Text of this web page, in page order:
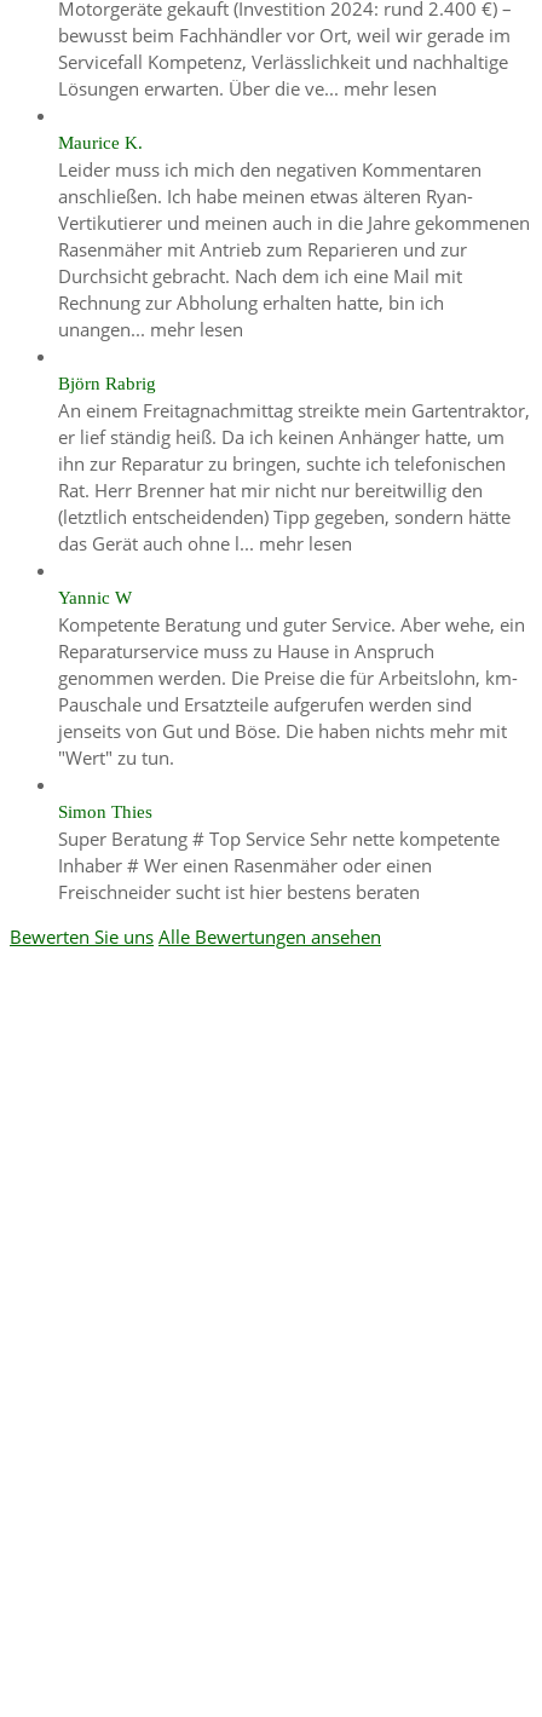
Motorgeräte gekauft (Investition 2024: rund 2.400 €) –
bewusst beim Fachhändler vor Ort, weil wir gerade im
Servicefall Kompetenz, Verlässlichkeit und nachhaltige
Lösungen erwarten. Über die ve... mehr lesen
Maurice K.
Leider muss ich mich den negativen Kommentaren
anschließen. Ich habe meinen etwas älteren Ryan-
Vertikutierer und meinen auch in die Jahre gekommenen
Rasenmäher mit Antrieb zum Reparieren und zur
Durchsicht gebracht. Nach dem ich eine Mail mit
Rechnung zur Abholung erhalten hatte, bin ich
unangen... mehr lesen
Björn Rabrig
An einem Freitagnachmittag streikte mein Gartentraktor,
er lief ständig heiß. Da ich keinen Anhänger hatte, um
ihn zur Reparatur zu bringen, suchte ich telefonischen
Rat. Herr Brenner hat mir nicht nur bereitwillig den
(letztlich entscheidenden) Tipp gegeben, sondern hätte
das Gerät auch ohne l... mehr lesen
Yannic W
Kompetente Beratung und guter Service. Aber wehe, ein
Reparaturservice muss zu Hause in Anspruch
genommen werden. Die Preise die für Arbeitslohn, km-
Pauschale und Ersatzteile aufgerufen werden sind
jenseits von Gut und Böse. Die haben nichts mehr mit
"Wert" zu tun.
Simon Thies
Super Beratung # Top Service Sehr nette kompetente
Inhaber # Wer einen Rasenmäher oder einen
Freischneider sucht ist hier bestens beraten
Bewerten Sie uns Alle Bewertungen ansehen